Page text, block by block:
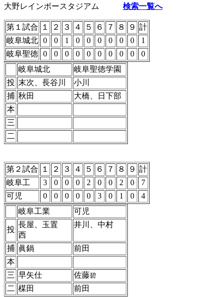
大野レインボースタジアム 検索一覧へ
第１試合 １ ２ ３ ４ ５ ６ ７ ８ ９ 計
岐阜城北 0 0 1 0 0 0 0 0 0
1
岐阜聖徳 0 0 0 0 0 0 0 0 0
0
岐阜城北
岐阜聖徳学園
投 末次、長谷川
小川
捕 秋田
大橋、日下部
本
三
二
第２試合 １ ２ ３ ４ ５ ６ ７ ８ ９ 計
岐阜工
3 0 0 0 2 0 0 2 0
7
可児
0 0 0 0 0 3 0 1 0
4
岐阜工業
可児
投
長屋、玉置
西
井川、中村
捕 眞鍋
前田
本
三 早矢仕 佐藤碧
二 楳田 前田